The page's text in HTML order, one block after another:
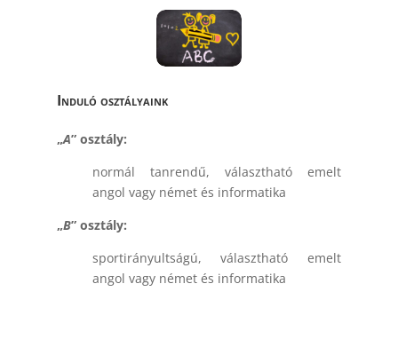
Induló osztályaink
„A” osztály:
normál tanrendű, választható emelt
angol vagy német és informatika
„B” osztály:
sportirányultságú, választható emelt
angol vagy német és informatika